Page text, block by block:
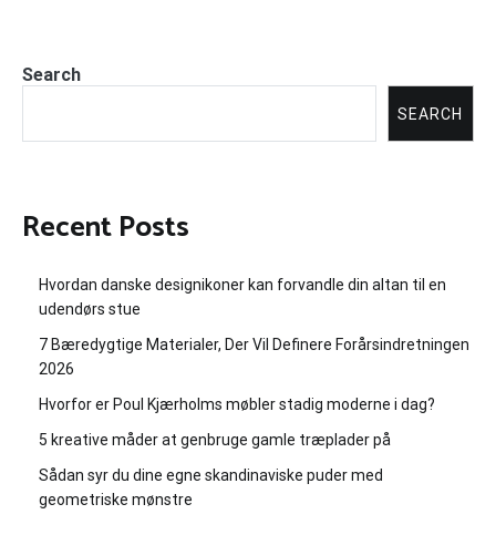
Search
SEARCH
Recent Posts
Hvordan danske designikoner kan forvandle din altan til en
udendørs stue
7 Bæredygtige Materialer, Der Vil Definere Forårsindretningen
2026
Hvorfor er Poul Kjærholms møbler stadig moderne i dag?
5 kreative måder at genbruge gamle træplader på
Sådan syr du dine egne skandinaviske puder med
geometriske mønstre